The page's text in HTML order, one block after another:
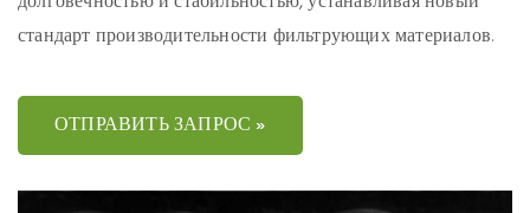
стандарт производительности фильтрующих материалов.
ОТПРАВИТЬ ЗАПРОС »